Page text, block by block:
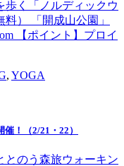
歩く「ノルディックウ
） 「開成山公園」
【ポイント】プロイ
, YOGA
！（2/21・22）
とのう森旅ウォーキン